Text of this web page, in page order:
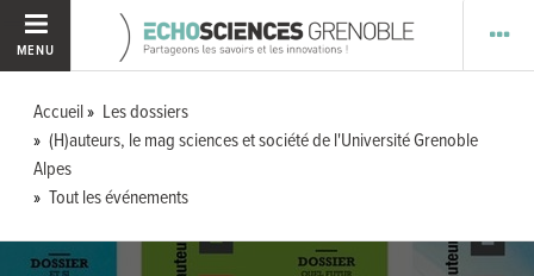
MENU
Accueil
Les dossiers
(H)auteurs, le mag sciences et société de l'Université Grenoble
Alpes
Tout les événements